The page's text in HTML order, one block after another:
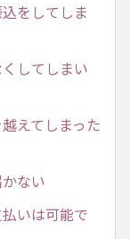
をしてしま
してしまい
えてしまった
ない
いは可能で